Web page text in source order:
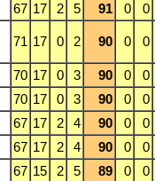
67 17 2 5 91 0 0
71 17 0 2 90 0 0
70 17 0 3 90 0 0
70 17 0 3 90 0 0
67 17 2 4 90 0 0
67 17 2 4 90 0 0
67 15 2 5 89 0 0